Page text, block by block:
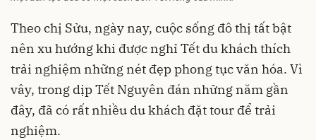
Theo chị Sửu, ngày nay, cuộc sống đô thị tất bật
nên xu hướng khi được nghỉ Tết du khách thích
trải nghiệm những nét đẹp phong tục văn hóa. Vì
vây, trong dịp Tết Nguyên đán những năm gần
đây, đã có rất nhiều du khách đặt tour để trải
nghiệm.